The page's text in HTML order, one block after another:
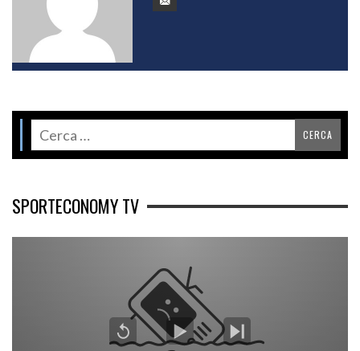
SPORTECONOMY TV